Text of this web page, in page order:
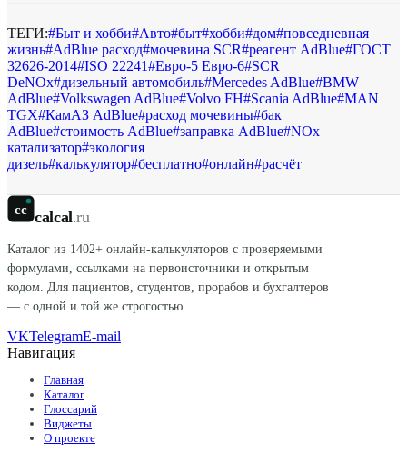
ТЕГИ:#Быт и хобби#Авто#быт#хобби#дом#повседневная
жизнь#AdBlue расход#мочевина SCR#реагент AdBlue#ГОСТ
32626-2014#ISO 22241#Евро-5 Евро-6#SCR
DeNOx#дизельный автомобиль#Mercedes AdBlue#BMW
AdBlue#Volkswagen AdBlue#Volvo FH#Scania AdBlue#MAN
TGX#КамАЗ AdBlue#расход мочевины#бак
AdBlue#стоимость AdBlue#заправка AdBlue#NOx
катализатор#экология
дизель#калькулятор#бесплатно#онлайн#расчёт
cc calcal.ru
Каталог из 1402+ онлайн-калькуляторов с проверяемыми
формулами, ссылками на первоисточники и открытым
кодом. Для пациентов, студентов, прорабов и бухгалтеров
— с одной и той же строгостью.
VKTelegramE-mail
Навигация
Главная
Каталог
Глоссарий
Виджеты
О проекте